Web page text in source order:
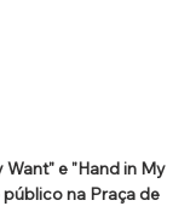
Want" e "Hand in My
na Praça de